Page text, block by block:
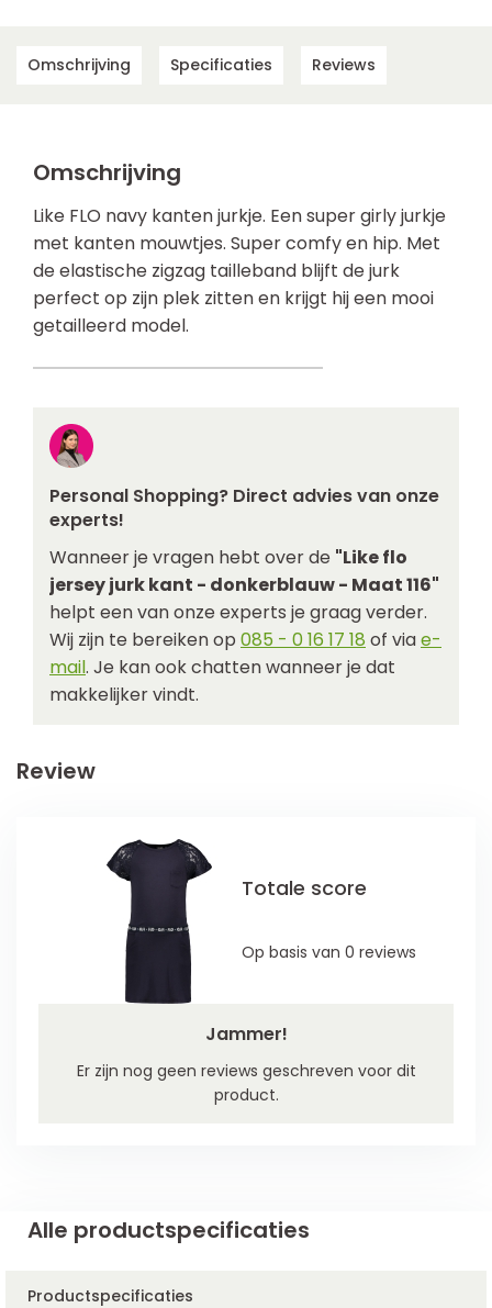
Omschrijving Specificaties Reviews
Omschrijving
Like FLO navy kanten jurkje. Een super girly jurkje
met kanten mouwtjes. Super comfy en hip. Met
de elastische zigzag tailleband blijft de jurk
perfect op zijn plek zitten en krijgt hij een mooi
getailleerd model.
Personal Shopping? Direct advies van onze
experts!
Wanneer je vragen hebt over de "Like flo
jersey jurk kant - donkerblauw - Maat 116"
helpt een van onze experts je graag verder.
Wij zijn te bereiken op 085 - 0 16 17 18 of viae-
mail. Je kan ook chatten wanneer je dat
makkelijker vindt.
Review
Jammer!
Er zijn nog geen reviews geschreven voor dit
product.
Totale score
Op basis van 0 reviews
Alle productspecificaties
Productspecificaties